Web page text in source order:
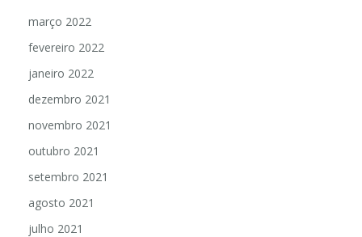
março 2022
fevereiro 2022
janeiro 2022
dezembro 2021
novembro 2021
outubro 2021
setembro 2021
agosto 2021
julho 2021